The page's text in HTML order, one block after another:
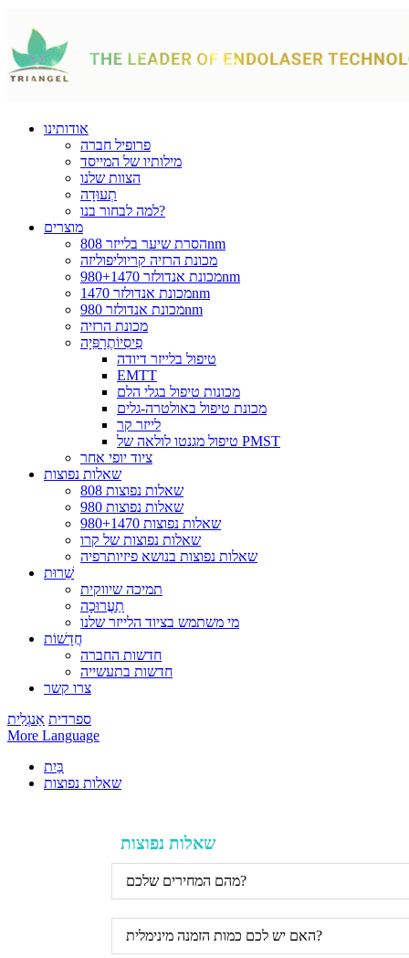
אודותינו
פרופיל חברה
מילותיו של המייסד
הצוות שלנו
תְעוּדָה
למה לבחור בנו?
מוצרים
הסרת שיער בלייזר 808nm
מכונת הרזיה קריוליפוליזה
מכונת אנדולזר 980+1470nm
מכונת אנדולזר 1470nm
מכונת אנדולזר 980nm
מכונת הרזיה
פִיסִיוֹתֶרָפִּיָה
טיפול בלייזר דיודה
EMTT
מכונות טיפול בגלי הלם
מכונת טיפול באולטרה-גלים
לייזר קר
טיפול מגנטו לולאה של PMST
ציוד יופי אחר
שאלות נפוצות
808 שאלות נפוצות
980 שאלות נפוצות
שאלות נפוצות 980+1470
שאלות נפוצות של קרו
שאלות נפוצות בנושא פיזיותרפיה
שֵׁרוּת
תמיכה שיווקית
תַעֲרוּכָה
מי משתמש בציוד הלייזר שלנו
חֲדָשׁוֹת
חדשות החברה
חדשות בתעשייה
צרו קשר
ספרדית אַנגְלִית
More Language
בַּיִת
שאלות נפוצות
שאלות נפוצות
מהם המחירים שלכם?
האם יש לכם כמות הזמנה מינימלית?